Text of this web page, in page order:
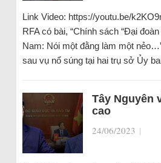
Link Video: https://youtu.be/
RFA có bài, “Chính sách “Đại
Nam: Nói một đằng làm một
sau vụ nổ súng tại hai trụ sở Ủy
Tây Nguyên
cao
24/06/2023 |